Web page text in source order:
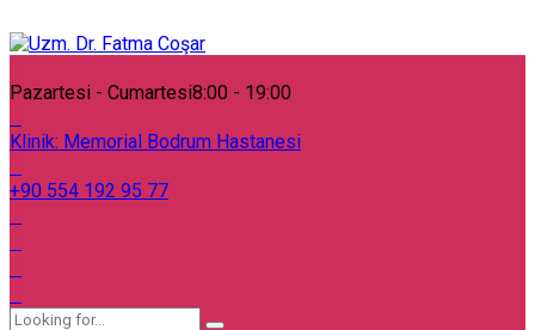
Pazartesi - Cumartesi8:00 - 19:00
Klinik: Memorial Bodrum Hastanesi
+90 554 192 95 77